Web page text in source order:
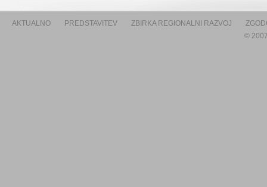
AKTUALNO PREDSTAVITEV ZBIRKA REGIONALNI RAZVOJ
©